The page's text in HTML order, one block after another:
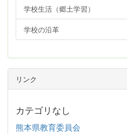
学校生活（郷土学習）
学校の沿革
リンク
カテゴリなし
熊本県教育委員会